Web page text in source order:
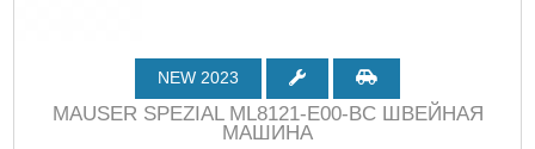
NEW 2023
MAUSER SPEZIAL ML8121-E00-BC ШВЕЙНАЯ
МАШИНА